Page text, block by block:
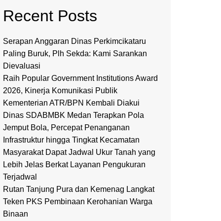
Recent Posts
Serapan Anggaran Dinas Perkimcikataru
Paling Buruk, Plh Sekda: Kami Sarankan
Dievaluasi
Raih Popular Government Institutions Award
2026, Kinerja Komunikasi Publik
Kementerian ATR/BPN Kembali Diakui
Dinas SDABMBK Medan Terapkan Pola
Jemput Bola, Percepat Penanganan
Infrastruktur hingga Tingkat Kecamatan
Masyarakat Dapat Jadwal Ukur Tanah yang
Lebih Jelas Berkat Layanan Pengukuran
Terjadwal
Rutan Tanjung Pura dan Kemenag Langkat
Teken PKS Pembinaan Kerohanian Warga
Binaan